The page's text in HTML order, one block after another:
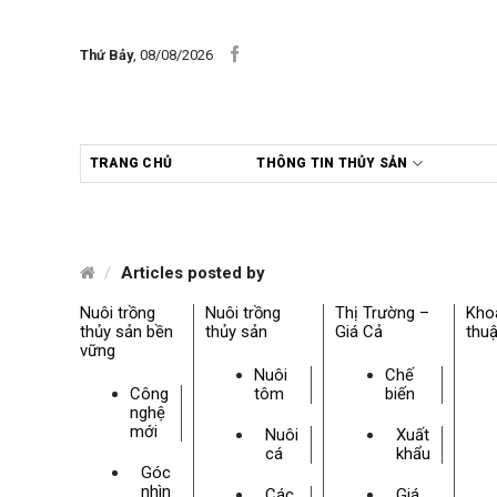
Thứ Bảy, 08/08/2026
TRANG CHỦ THÔNG TIN THỦY SẢN
/ Articles posted by
Nuôi trồng
thủy sản bền
vững
Công
nghệ
mới
Góc
nhìn
Nuôi trồng
thủy sản
Nuôi
tôm
Nuôi
cá
Thị Trường –
Giá Cả
Chế
biến
Xuất
khẩu